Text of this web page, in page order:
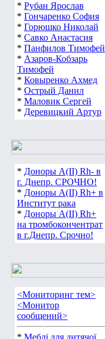
* Рубан Ярослав
* Гончаренко София
* Горюшко Николай
* Савко Анастасия
* Панфилов Тимофей
* Азаров-Кобзарь
Тимофей
* Ковыренко Ахмед
* Острый Данил
* Маловик Сергей
* Деревицкий Артур
* Доноры А(ІІ) Rh- в
г. Днепр. СРОЧНО!
* Доноры А(ІІ) Rh+ в
Институт рака
* Доноры А(ІІ) Rh+
на тромбокончентрат
в г.Днепр. Срочно!
<Мониторинг тем>
<Монитор
сообщений>
* Меблі для дитячої